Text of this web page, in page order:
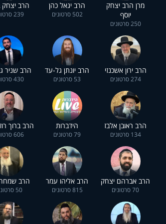
מרן הרב יצחק
יוסף
250 סרטונים
הרב יגאל כהן
502 סרטונים
הרב יצחק
239 סרטונים
הרב ירון אשכנזי
274 סרטונים
הרב יונתן גל-עד
53 סרטונים
הרב שניר
430 סרטונים
הרב ראובן אלבז
134 סרטונים
הידברות
79 סרטונים
הרב ברוך
606 סרטונים
הרב אברהם יצחק
70 סרטונים
הרב אליהו עמר
815 סרטונים
הרב
50 סרטונים